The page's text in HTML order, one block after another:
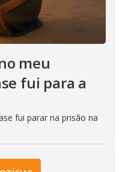
meu
fui para a
fui parar na prisão na